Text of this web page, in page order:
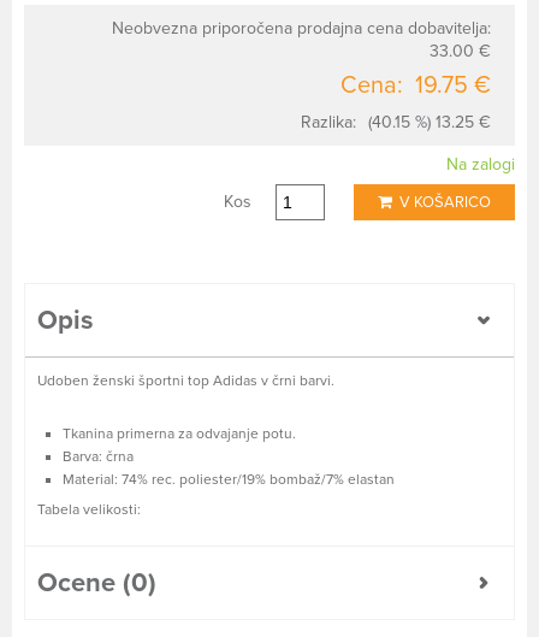
Neobvezna priporočena prodajna cena dobavitelja:
33.00 €
Cena: 19.75 €
Razlika: (40.15 %) 13.25 €
Na zalogi
Kos
V KOŠARICO
Opis
Udoben ženski športni top Adidas v črni barvi.
Tkanina primerna za odvajanje potu.
Barva: črna
Material: 74% rec. poliester/19% bombaž/7% elastan
Tabela velikosti:
Ocene (0)